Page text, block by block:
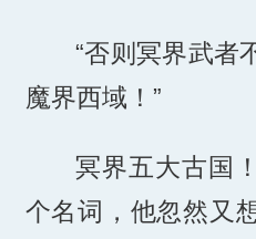
“否则冥界武者
魔界西域！”
冥界五大古国
个名词，他忽然又